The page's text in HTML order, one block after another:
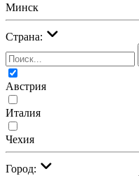
Минск
Страна:
Австрия
Италия
Чехия
Город: